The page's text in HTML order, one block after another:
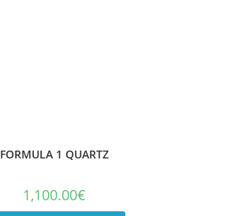
FORMULA 1 QUARTZ
1,100.00€